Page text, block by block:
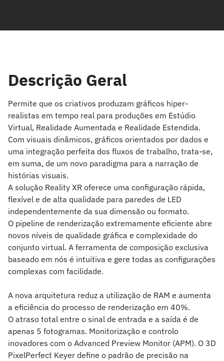
Descrição Geral
Permite que os criativos produzam gráficos hiper-
realistas em tempo real para produções em Estúdio
Virtual, Realidade Aumentada e Realidade Estendida.
Com visuais dinâmicos, gráficos orientados por dados e
uma integração perfeita dos fluxos de trabalho, trata-se,
em suma, de um novo paradigma para a narração de
histórias visuais.
A solução Reality XR oferece uma configuração rápida,
flexível e de alta qualidade para paredes de LED
independentemente da sua dimensão ou formato.
O pipeline de renderização extremamente eficiente abre
novos níveis de qualidade gráfica e complexidade do
conjunto virtual. A ferramenta de composição exclusiva
baseado em nós é intuitiva e gere todas as configurações
complexas com facilidade.
A nova arquitetura reduz a utilização de RAM e aumenta
a eficiência do processo de renderização em 40%.
O atraso total entre o sinal de entrada e a saída é de
apenas 5 fotogramas. Monitorização e controlo
inovadores com o Advanced Preview Monitor (APM). O 3D
PixelPerfect Keyer define o padrão de precisão na